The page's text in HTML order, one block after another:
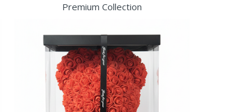
Premium Collection